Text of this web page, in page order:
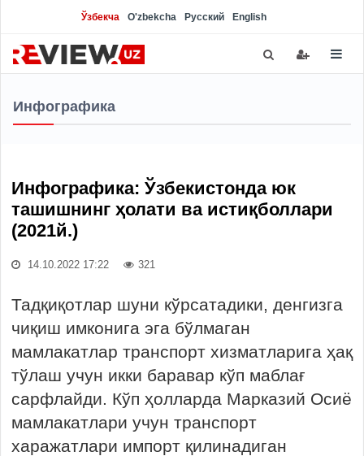
Ўзбекча O'zbekcha Русский English
Инфографика
Инфографика: Ўзбекистонда юк
ташишнинг ҳолати ва истиқболлари
(2021й.)
14.10.2022 17:22 321
Тадқиқотлар шуни кўрсатадики, денгизга
чиқиш имконига эга бўлмаган
мамлакатлар транспорт хизматларига ҳақ
тўлаш учун икки баравар кўп маблағ
сарфлайди. Кўп ҳолларда Марказий Осиё
мамлакатлари учун транспорт
харажатлари импорт қилинадиган